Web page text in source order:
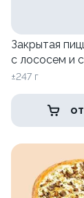
Закрытая
с лососем и
песто
±247 г